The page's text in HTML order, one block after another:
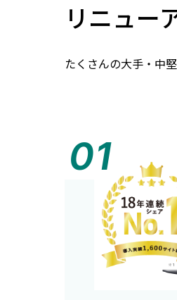
リニュー
たくさんの大手・中